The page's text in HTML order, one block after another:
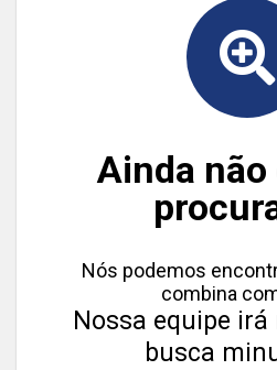
Ainda não
Nós podemos
combina
Nossa equipe
busca